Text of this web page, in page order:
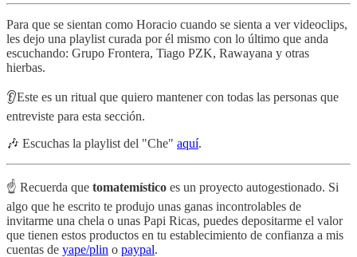
Para que se sientan como Horacio cuando se sienta a ver videoclips,
les dejo una playlist curada por él mismo con lo último que anda
escuchando: Grupo Frontera, Tiago PZK, Rawayana y otras
hierbas.
👂Este es un ritual que quiero mantener con todas las personas que
entreviste para esta sección.
🎶 Escuchas la playlist del "Che" aquí.
☝️ Recuerda que tomatemístico es un proyecto autogestionado. Si
algo que he escrito te produjo unas ganas incontrolables de
invitarme una chela o unas Papi Ricas, puedes depositarme el valor
que tienen estos productos en tu establecimiento de confianza a mis
cuentas de yape/plin o paypal.